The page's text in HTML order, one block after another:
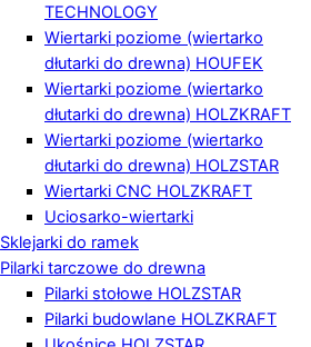
TECHNOLOGY
Wiertarki poziome (wiertarko
dłutarki do drewna) HOUFEK
Wiertarki poziome (wiertarko
dłutarki do drewna) HOLZKRAFT
Wiertarki poziome (wiertarko
dłutarki do drewna) HOLZSTAR
Wiertarki CNC HOLZKRAFT
Uciosarko-wiertarki
Sklejarki do ramek
Pilarki tarczowe do drewna
Pilarki stołowe HOLZSTAR
Pilarki budowlane HOLZKRAFT